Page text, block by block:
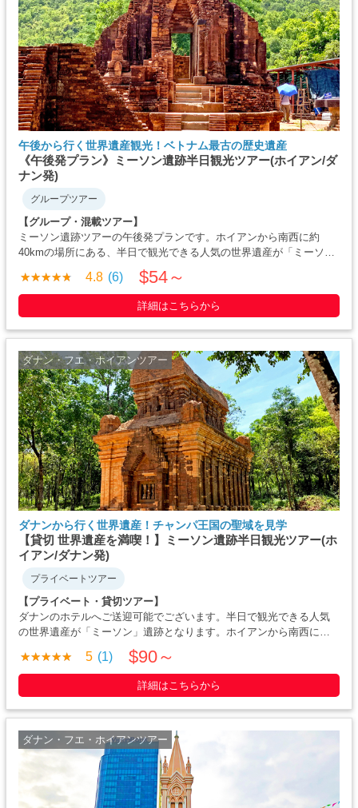
午後から行く世界遺産観光！ベトナム最古の歴史遺産
《午後発プラン》ミーソン遺跡半日観光ツアー(ホイアン/ダ
ナン発)
グループツアー
【グループ・混載ツアー】
ミーソン遺跡ツアーの午後発プランです。ホイアンから南西に約
40kmの場所にある、半日で観光できる人気の世界遺産が「ミーソ
ン」遺跡となります。 チャンパ王国の神聖な聖地の跡地となります
ので、「ミーソン聖域」と呼ばれることもあります・・・
4.8 (6) $54～
詳細はこちらから
ダナン・フエ・ホイアンツアー
ダナンから行く世界遺産！チャンパ王国の聖域を見学
【貸切 世界遺産を満喫！】ミーソン遺跡半日観光ツアー(ホ
イアン/ダナン発)
プライベートツアー
【プライベート・貸切ツアー】
ダナンのホテルへご送迎可能でございます。半日で観光できる人気
の世界遺産が「ミーソン」遺跡となります。ホイアンから南西に約
40KMの場所にあり、約2時間で行くことができます。 チャンパ王国
の神聖な聖地の跡地となりますので、「ミーソン聖域」と呼ばれる
こともあります。 1999年に・・・・・
5 (1) $90～
詳細はこちらから
ダナン・フエ・ホイアンツアー